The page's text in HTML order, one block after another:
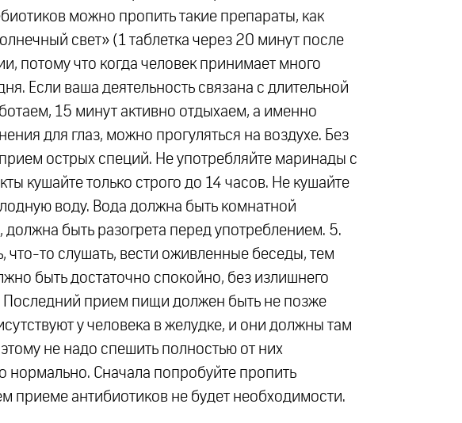
можно пропить такие препараты, как
свет» (1 таблетка через 20 минут после
потому что когда человек принимает много
Если ваша деятельность связана с длительной
15 минут активно отдыхаем, а именно
для глаз, можно прогуляться на воздухе. Без
острых специй. Не употребляйте маринады с
кушайте только строго до 14 часов. Не кушайте
воду. Вода должна быть комнатной
быть разогрета перед употреблением. 5.
то слушать, вести оживленные беседы, тем
быть достаточно спокойно, без излишнего
Последний прием пищи должен быть не позже
у человека в желудке, и они должны там
не надо спешить полностью от них
нормально. Сначала попробуйте пропить
приеме антибиотиков не будет необходимости.